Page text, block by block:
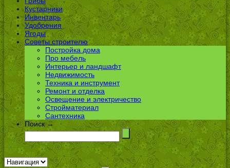
Кустарники
Инвентарь
Удобрения
Ягоды
Советы строителю
Постройка дома
Про мебель
Интерьер и ландшафт
Недвижимость
Техника и инструмент
Ремонт и отделка
Освещение и электричество
Стройматериал
Сантехника
Поиск →